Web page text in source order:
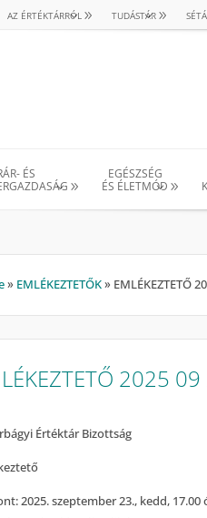
AZ ÉRTÉKTÁRRÓL TUDÁSTÁR
ÉS
EGÉSZSÉG
ÉS ÉLETMÓD
» EMLÉKEZTETŐK» EMLÉKEZTETŐ
2025
Értéktár Bizottság
2025. szeptember 23., kedd, 17.00